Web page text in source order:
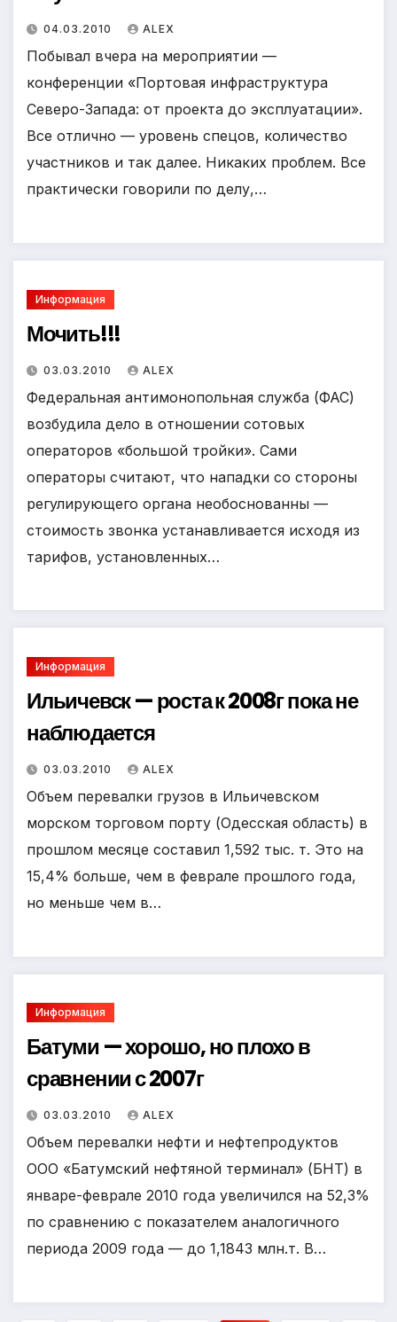
04.03.2010 ALEX
Побывал вчера на мероприятии —
конференции «Портовая инфраструктура
Северо-Запада: от проекта до эксплуатации».
Все отлично — уровень спецов, количество
участников и так далее. Никаких проблем. Все
практически говорили по делу,…
Информация
Мочить!!!
03.03.2010 ALEX
Федеральная антимонопольная служба (ФАС)
возбудила дело в отношении сотовых
операторов «большой тройки». Сами
операторы считают, что нападки со стороны
регулирующего органа необо­снованны —
стоимость звонка устанавливается исходя из
тарифов, установленных…
Информация
Ильичевск — роста к 2008г пока не
наблюдается
03.03.2010 ALEX
Объем перевалки грузов в Ильичевском
морском торговом порту (Одесская область) в
прошлом месяце составил 1,592 тыс. т. Это на
15,4% больше, чем в феврале прошлого года,
но меньше чем в…
Информация
Батуми — хорошо, но плохо в
сравнении с 2007г
03.03.2010 ALEX
Объем перевалки нефти и нефтепродуктов
ООО «Батумский нефтяной терминал» (БНТ) в
январе-феврале 2010 года увеличился на 52,3%
по сравнению с показателем аналогичного
периода 2009 года — до 1,1843 млн.т. В…